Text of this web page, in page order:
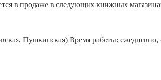
в продаже в следующих книжных
Пушкинская) Время работы: ежедневно,